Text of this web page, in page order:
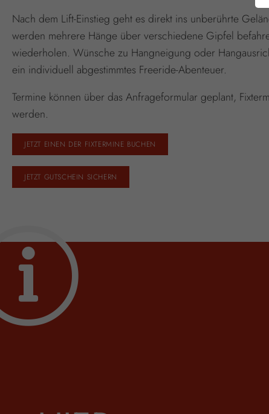
Nach dem Lift-Einstieg geht es direkt ins unberührte
werden mehrere Hänge über verschiedene Gipfel
wiederholen. Wünsche zu Hangneigung oder
ein individuell abgestimmtes Freeride-Abenteuer.
Termine können über das Anfrageformular geplant,
werden.
JETZT EINEN DER FIXTERMINE BUCHEN
JETZT GUTSCHEIN SICHERN